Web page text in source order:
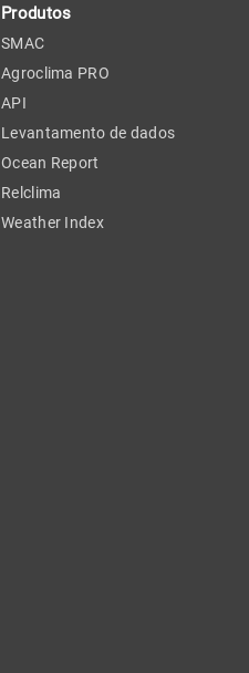
Produtos
SMAC
Agroclima PRO
API
Levantamento de dados
Ocean Report
Relclima
Weather Index